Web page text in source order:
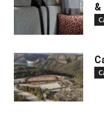
&